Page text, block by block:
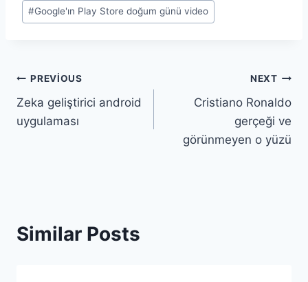
#Google'ın Play Store doğum günü video
Yazı
gezinmesi
PREVIOUS
Zeka geliştirici android
uygulaması
NEXT
Cristiano Ronaldo
gerçeği ve
görünmeyen o yüzü
Similar Posts